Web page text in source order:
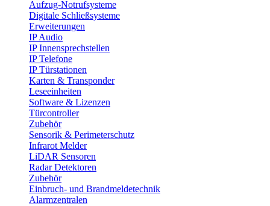
Aufzug-Notrufsysteme
Digitale Schließsysteme
Erweiterungen
IP Audio
IP Innensprechstellen
IP Telefone
IP Türstationen
Karten & Transponder
Leseeinheiten
Software & Lizenzen
Türcontroller
Zubehör
Sensorik & Perimeterschutz
Infrarot Melder
LiDAR Sensoren
Radar Detektoren
Zubehör
Einbruch- und Brandmeldetechnik
Alarmzentralen